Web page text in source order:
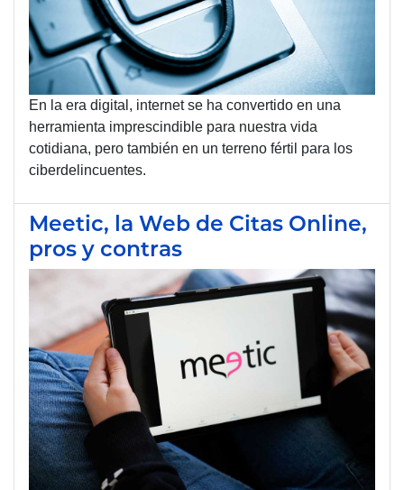
En la era digital, internet se ha convertido en una
herramienta imprescindible para nuestra vida
cotidiana, pero también en un terreno fértil para los
ciberdelincuentes.
Meetic, la Web de Citas Online,
pros y contras